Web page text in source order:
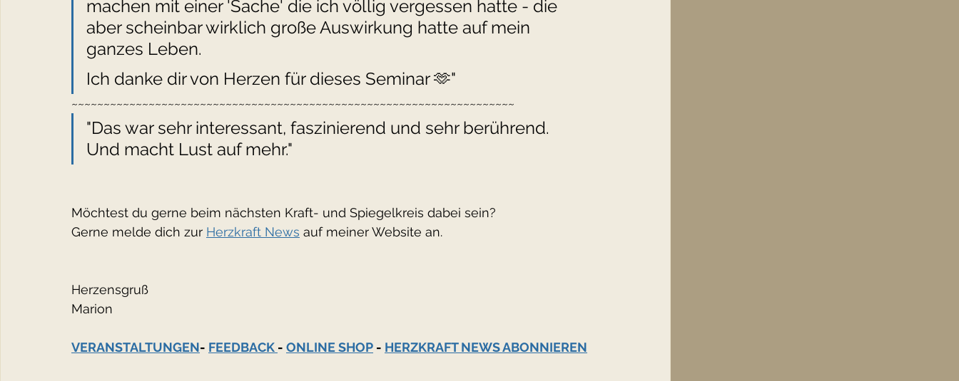
machen mit einer 'Sache' die ich völlig vergessen hatte - die
aber scheinbar wirklich große Auswirkung hatte auf mein
ganzes Leben.
Ich danke dir von Herzen für dieses Seminar 🫶"
~~~~~~~~~~~~~~~~~~~~~~~~~~~~~~~~~~~~~~~~~~~~~~~~~~~~~~~~~~~~~~~~~~~~~
"Das war sehr interessant, faszinierend und sehr berührend.
Und macht Lust auf mehr."
Möchtest du gerne beim nächsten Kraft- und Spiegelkreis dabei sein?
Gerne melde dich zur Herzkraft News auf meiner Website an.
Herzensgruß
Marion
VERANSTALTUNGEN- FEEDBACK - ONLINE SHOP - HERZKRAFT NEWS ABONNIEREN